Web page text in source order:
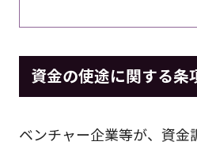
資金の使途に関する条
ベンチャー企業等が、資金